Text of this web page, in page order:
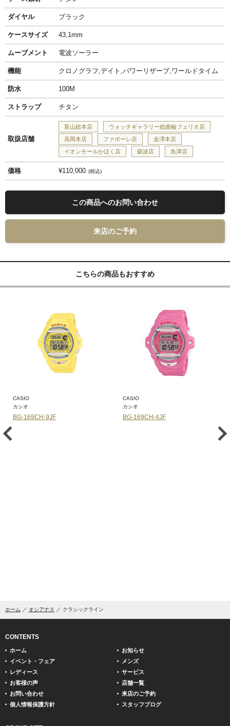
ダイヤル ブラック
ケースサイズ 43,1mm
ムーブメント 電波ソーラー
機能 クロノグラフ,デイト,パワーリザーブ,ワールドタイム
防水 100M
ストラップ チタン
取扱店舗
富山総本店
ウォッチギャラリー総曲輪フェリオ店
高岡本店
ファボーレ店
金澤本店
イオンモールかほく店
砺波店 魚津店
価格 ¥110,000 税込
この商品へのお問い合わせ
来店のご予約
こちらの商品もおすすめ
CASIO
カシオ
BG-169CH-9JF
CASIO
カシオ
BG-169CH-4JF
ホーム オシアナス クラシックライン
CONTENTS
ホーム
お知らせ
イベント・フェア
メンズ
レディース
サービス
お客様の声
店舗一覧
お問い合わせ
来店のご予約
個人情報保護方針
スタッフブログ